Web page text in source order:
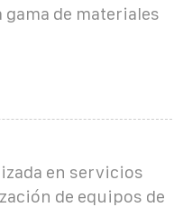
de materiales
en servicios
de equipos de